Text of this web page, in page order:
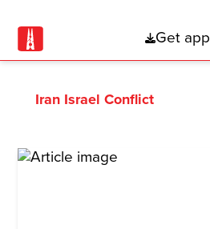
Get app
Iran Israel Conflict